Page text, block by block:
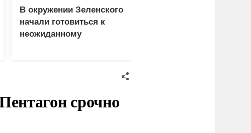
В окружении Зеленского
начали готовиться к
неожиданному
срочно